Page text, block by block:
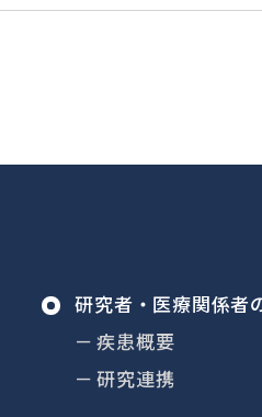
研究者・ 医療関係者
疾患概要
研究連携